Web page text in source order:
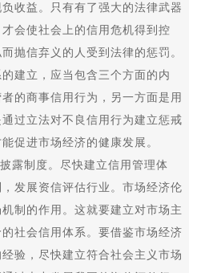
收益。只有有了强大的法律武器
会使社会上的信用危机得到控
抛信弃义的人受到法律的惩罚。
建立，应当包含三个方面的内
的商事信用行为，另一方面是用
过立法对不良信用行为建立惩戒
促进市场经济的健康发展。
制度。尽快建立信用管理体
发展资信评估行业。市场经济伦
制的作用。这就要建立对市场主
社会信用体系。要借鉴市场经济
验，尽快建立符合社会主义市场